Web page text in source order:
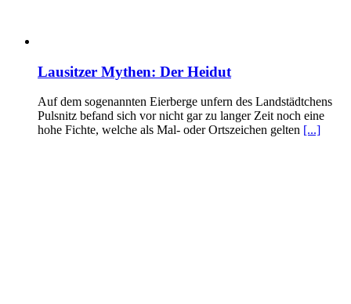
Lausitzer Mythen: Der Heidut
Auf dem sogenannten Eierberge unfern des Landstädtchens
Pulsnitz befand sich vor nicht gar zu langer Zeit noch eine
hohe Fichte, welche als Mal- oder Ortszeichen gelten [...]